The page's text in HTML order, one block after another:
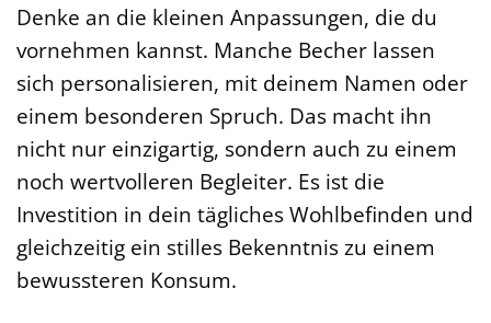
Denke an die kleinen Anpassungen, die du
vornehmen kannst. Manche Becher lassen
sich personalisieren, mit deinem Namen oder
einem besonderen Spruch. Das macht ihn
nicht nur einzigartig, sondern auch zu einem
noch wertvolleren Begleiter. Es ist die
Investition in dein tägliches Wohlbefinden und
gleichzeitig ein stilles Bekenntnis zu einem
bewussteren Konsum.